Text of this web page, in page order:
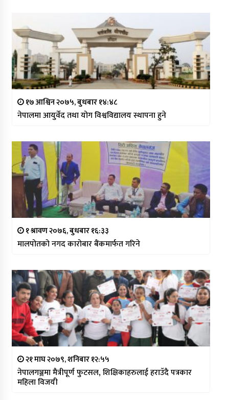
१७ आश्विन २०७५, बुधबार १४:४८
नेपालमा आयुर्वेद तथा योग विश्वविद्यालय स्थापना हुने
१ श्रावण २०७६, बुधबार १६:३३
मालपोतको नगद कारोबार बैंकमार्फत गरिने
२१ माघ २०७९, शनिबार १२:५५
नेपालगञ्जमा मैत्रीपूर्ण फुटसल, शिक्षिकाहरुलाई हराउँदै पत्रकार
महिला विजयी